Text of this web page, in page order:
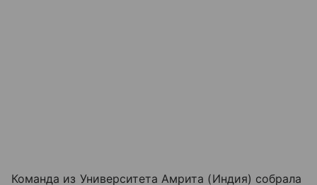
Команда из Университета Амрита (Индия) собрала